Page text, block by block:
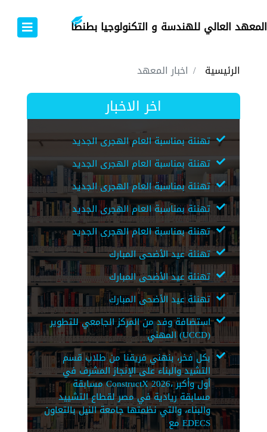
المعهد العالي للهندسة و التكنولوجيا بطنطا
الرئيسية اخبار المعهد
اخر الاخبار
تهنئة بمناسبة العام الهجرى الجديد
تهنئة بمناسبة العام الهجرى الجديد
تهنئة بمناسبة العام الهجرى الجديد
تهنئة بمناسبة العام الهجرى الجديد
تهنئة بمناسبة العام الهجرى الجديد
تهنئة عيد الأضحى المبارك
تهنئة عيد الأضحى المبارك
تهنئة عيد الأضحى المبارك
استضافة وفد من المركز الجامعي للتطوير
المهني (UCCD)
بكل فخر، بنهني فريقنا من طلاب قسم
التشيد والبناء على الإنجاز المشرف في
مسابقة ConstructX 2026، أول وأكبر
مسابقة ريادية في مصر لقطاع التشييد
والبناء، والتي نظمتها جامعة النيل بالتعاون
مع EDECS